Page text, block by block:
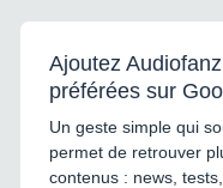
Ajoutez
préférées sur
Un geste simple qui
permet de retrouver
contenus : news,